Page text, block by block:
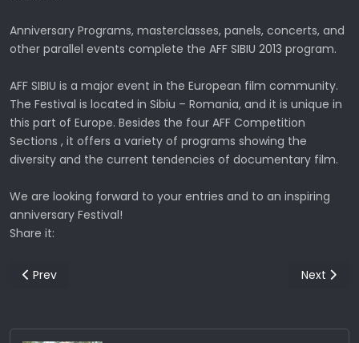
Anniversary Programs, masterclasses, panels, concerts, and
other parallel events complete the AFF SIBIU 2013 program.
AFF SIBIU is a major event in the European film community.
The Festival is located in Sibiu – Romania, and it is unique in
this part of Europe. Besides the four AFF Competition
Sections , it offers a variety of programs showing the
diversity and the current tendencies of documentary film.
We are looking forward to your entries and to an inspiring
anniversary Festival!
Share it:
Previous article: ΠΑΝΕΛΛΗΝΙΟΣ ΜΑΘΗΤΙΚΟΣ ΔΙΑΓΩΝΙΣΜΟΣ
Prev Next
Next